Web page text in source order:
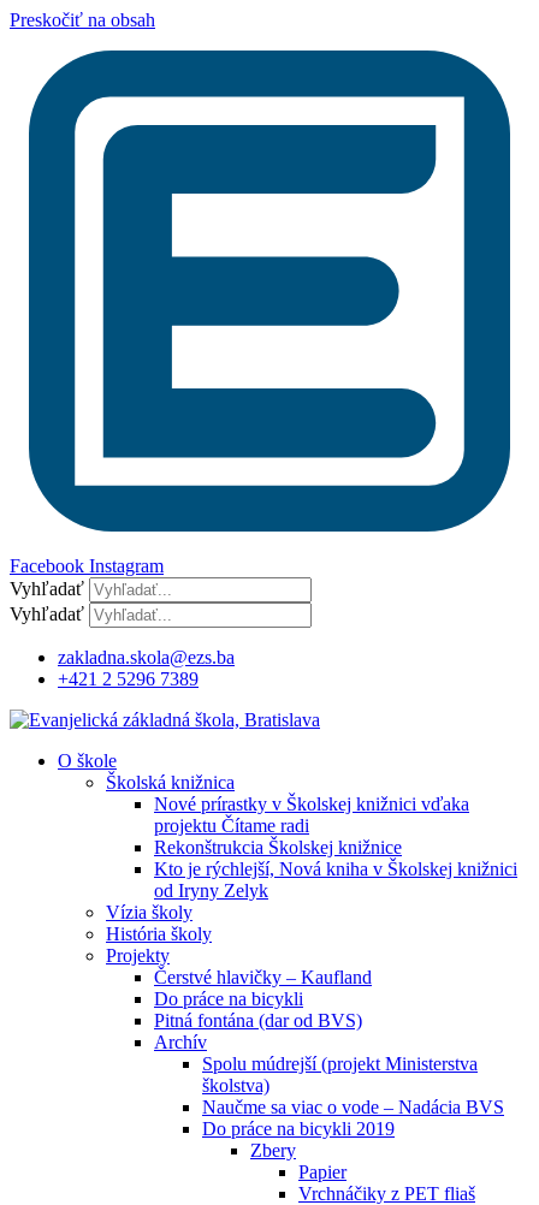
Preskočiť na obsah
Facebook Instagram
Vyhľadať
Vyhľadať
zakladna.skola@ezs.ba
+421 2 5296 7389
O škole
Školská knižnica
Nové prírastky v Školskej knižnici vďaka
projektu Čítame radi
Rekonštrukcia Školskej knižnice
Kto je rýchlejší, Nová kniha v Školskej knižnici
od Iryny Zelyk
Vízia školy
História školy
Projekty
Čerstvé hlavičky – Kaufland
Do práce na bicykli
Pitná fontána (dar od BVS)
Archív
Spolu múdrejší (projekt Ministerstva
školstva)
Naučme sa viac o vode – Nadácia BVS
Do práce na bicykli 2019
Zbery
Papier
Vrchnáčiky z PET fliaš